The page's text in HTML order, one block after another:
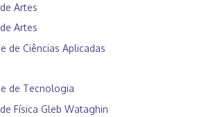
Artes
Artes
de Ciências Aplicadas
de Tecnologia
Física Gleb Wataghin